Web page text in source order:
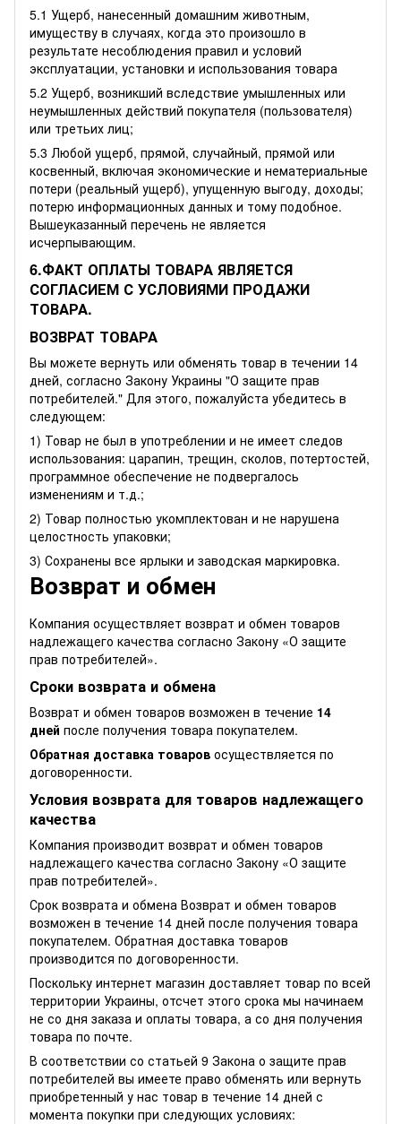
5.1 Ущерб, нанесенный домашним животным,
имуществу в случаях, когда это произошло в
результате несоблюдения правил и условий
эксплуатации, установки и использования товара
5.2 Ущерб, возникший вследствие умышленных или
неумышленных действий покупателя (пользователя)
или третьих лиц;
5.3 Любой ущерб, прямой, случайный, прямой или
косвенный, включая экономические и нематериальные
потери (реальный ущерб), упущенную выгоду, доходы;
потерю информационных данных и тому подобное.
Вышеуказанный перечень не является
исчерпывающим.
6.ФАКТ ОПЛАТЫ ТОВАРА ЯВЛЯЕТСЯ
СОГЛАСИЕМ С УСЛОВИЯМИ ПРОДАЖИ
ТОВАРА.
ВОЗВРАТ ТОВАРА
Вы можете вернуть или обменять товар в течении 14
дней, согласно Закону Украины "О защите прав
потребителей." Для этого, пожалуйста убедитесь в
следующем:
1) Товар не был в употреблении и не имеет следов
использования: царапин, трещин, сколов, потертостей,
программное обеспечение не подвергалось
изменениям и т.д.;
2) Товар полностью укомплектован и не нарушена
целостность упаковки;
3) Сохранены все ярлыки и заводская маркировка.
Возврат и обмен
Компания осуществляет возврат и обмен товаров
надлежащего качества согласно Закону «О защите
прав потребителей».
Сроки возврата и обмена
Возврат и обмен товаров возможен в течение 14
дней после получения товара покупателем.
Обратная доставка товаров осуществляется по
договоренности.
Условия возврата для товаров надлежащего
качества
Компания производит возврат и обмен товаров
надлежащего качества согласно Закону «О защите
прав потребителей».
Срок возврата и обмена Возврат и обмен товаров
возможен в течение 14 дней после получения товара
покупателем. Обратная доставка товаров
производится по договоренности.
Поскольку интернет магазин доставляет товар по всей
территории Украины, отсчет этого срока мы начинаем
не со дня заказа и оплаты товара, а со дня получения
товара по почте.
В соответствии со статьей 9 Закона о защите прав
потребителей вы имеете право обменять или вернуть
приобретенный у нас товар в течение 14 дней с
момента покупки при следующих условиях: